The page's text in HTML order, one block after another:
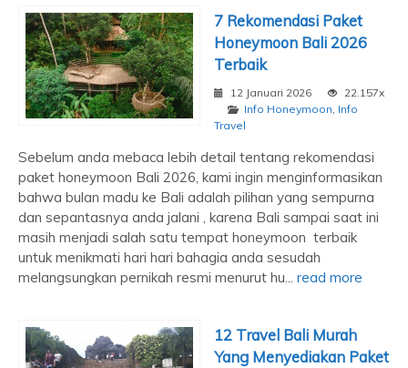
7 Rekomendasi Paket
Honeymoon Bali 2026
Terbaik
12 Januari 2026
22.157x
Info Honeymoon, Info
Travel
Sebelum anda mebaca lebih detail tentang rekomendasi
paket honeymoon Bali 2026, kami ingin menginformasikan
bahwa bulan madu ke Bali adalah pilihan yang sempurna
dan sepantasnya anda jalani , karena Bali sampai saat ini
masih menjadi salah satu tempat honeymoon terbaik
untuk menikmati hari hari bahagia anda sesudah
melangsungkan pernikah resmi menurut hu... read more
12 Travel Bali Murah
Yang Menyediakan Paket